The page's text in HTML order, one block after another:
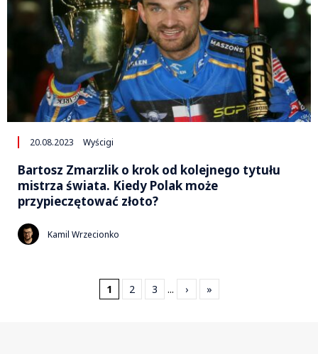
20.08.2023 Wyścigi
Bartosz Zmarzlik o krok od kolejnego tytułu
mistrza świata. Kiedy Polak może
przypieczętować złoto?
Kamil Wrzecionko
1 2 3 ... › »